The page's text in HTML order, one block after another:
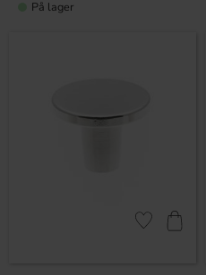
På lager
Lagre som